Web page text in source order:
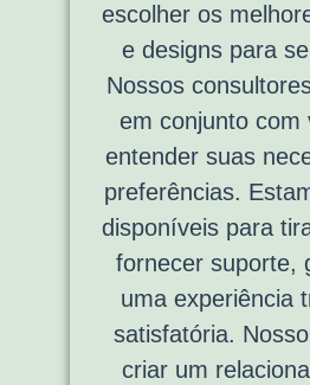
escolher os
e designs para
Nossos
em conjunto com
entender suas
preferências.
disponíveis para
fornecer suporte,
uma experiência
satisfatória.
criar um